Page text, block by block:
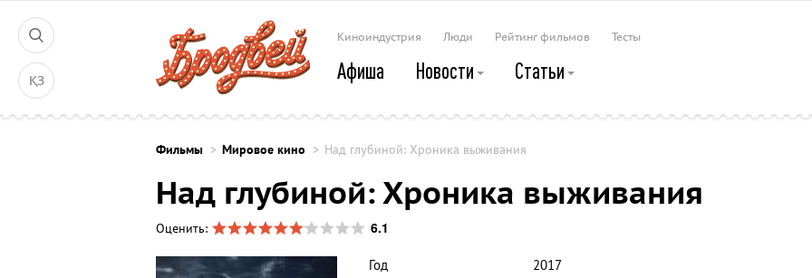
ҚЗ
Киноиндустрия Люди Рейтинг фильмов Тесты
Афиша Новости Статьи
Фильмы Мировое кино Над глубиной: Хроника выживания
Над глубиной: Хроника выживания
Оценить: 6.1
Год
2017